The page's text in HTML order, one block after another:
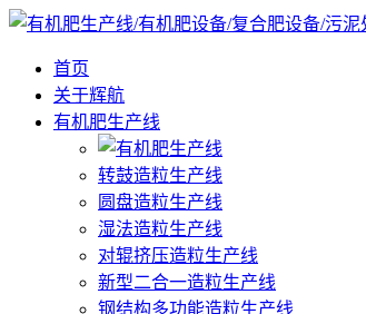
首页
关于辉航
有机肥生产线
转鼓造粒生产线
圆盘造粒生产线
湿法造粒生产线
对辊挤压造粒生产线
新型二合一造粒生产线
钢结构多功能造粒生产线